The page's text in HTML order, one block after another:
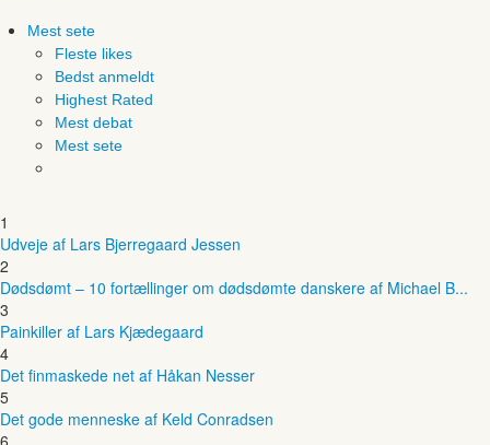
Mest sete
Fleste likes
Bedst anmeldt
Highest Rated
Mest debat
Mest sete
1
Udveje af Lars Bjerregaard Jessen
2
Dødsdømt – 10 fortællinger om dødsdømte danskere af Michael B...
3
Painkiller af Lars Kjædegaard
4
Det finmaskede net af Håkan Nesser
5
Det gode menneske af Keld Conradsen
6